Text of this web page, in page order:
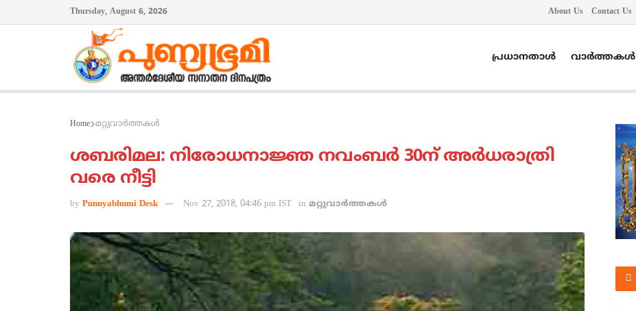
Thursday, August 6, 2026 About Us Contact Us
പ്രധാനതാൾ വാർത്തകൾ
Home മറ്റുവാര്‍ത്തകള്‍
ശബരിമല: നിരോധനാജ്ഞ നവംബര്‍ 30ന് അര്‍ധരാത്രി
വരെ നീട്ടി
by Punnyabhumi Desk Nov 27, 2018, 04:46 pm IST in മറ്റുവാര്‍ത്തകള്‍